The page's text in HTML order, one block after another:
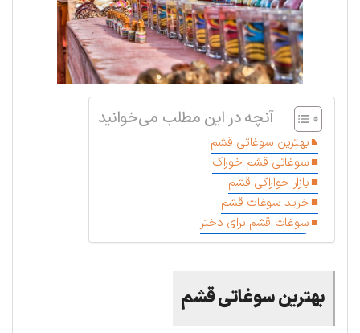
آنچه در این مطلب می‌خوانید
بهترین سوغاتی قشم
سوغاتی قشم خوراک
بازار خواراکی قشم
خرید سوغات قشم
سوغات قشم برای دختر
بهترین سوغاتی قشم